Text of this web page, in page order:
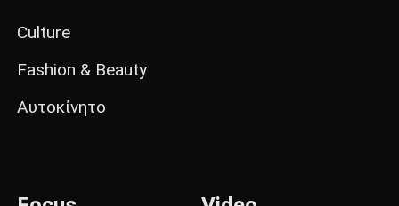
Culture
Fashion & Beauty
Αυτοκίνητο